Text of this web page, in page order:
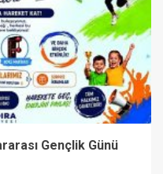
Gençlik Günü